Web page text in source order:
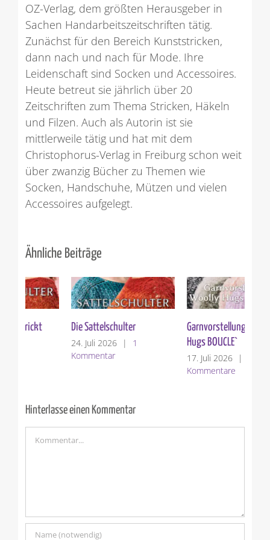
OZ-Verlag, dem größten Herausgeber in
Sachen Handarbeitszeitschriften tätig.
Zunächst für den Bereich Kunststricken,
dann nach und nach für Mode. Ihre
Leidenschaft sind Socken und Accessoires.
Heute betreut sie jährlich über 20
Zeitschriften zum Thema Stricken, Häkeln
und Filzen. Auch als Autorin ist sie
mittlerweile tätig und hat mit dem
Christophorus-Verlag in Freiburg schon weit
über zwanzig Bücher zu Themen wie
Socken, Handschuhe, Mützen und vielen
Accessoires aufgelegt.
Ähnliche Beiträge
Die Sattelschulter
| 1
Garnvorstellung: Woolly
Hugs BOUCLE`
| 0
Kommentare
Hinterlasse einen Kommentar
Kommentar